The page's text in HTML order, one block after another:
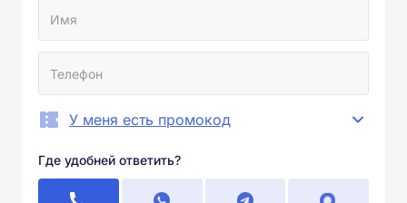
У меня есть промокод
Где удобней ответить?